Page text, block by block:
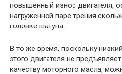
повышенный износ двигателя,
нагруженной паре трения
головке шатуна.
В то же время, поскольку
этого двигателя не
качеству моторного масла,